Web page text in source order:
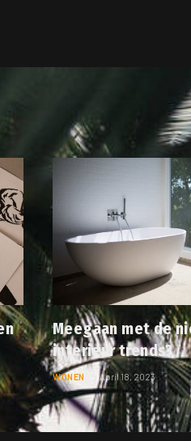
Meegaan met de
interieur trends?
WONEN April 18, 2023